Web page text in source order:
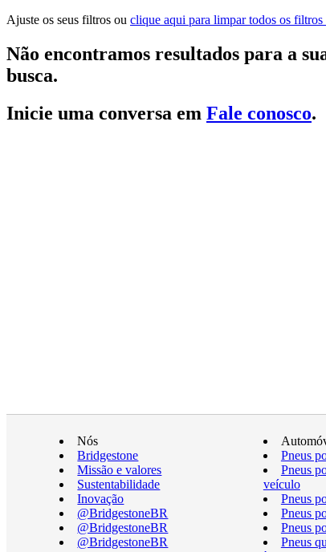
Ajuste os seus filtros ou clique aqui para limpar todos os filtros
Não encontramos resultados para a
busca.
Inicie uma conversa em Fale conosco.
Nós
Bridgestone
Missão e valores
Sustentabilidade
Inovação
@BridgestoneBR
@BridgestoneBR
@BridgestoneBR
Pneus
Pneus
veículo
Pneus
Pneus
Pneus
Pneus